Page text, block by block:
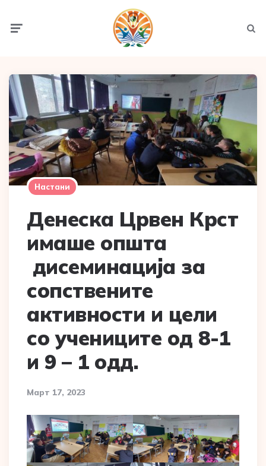
Настани
Денеска Црвен Крст
имаше општа
дисеминација за
сопствените
активности и цели
со учениците од 8-1
и 9 – 1 одд.
Март 17, 2023